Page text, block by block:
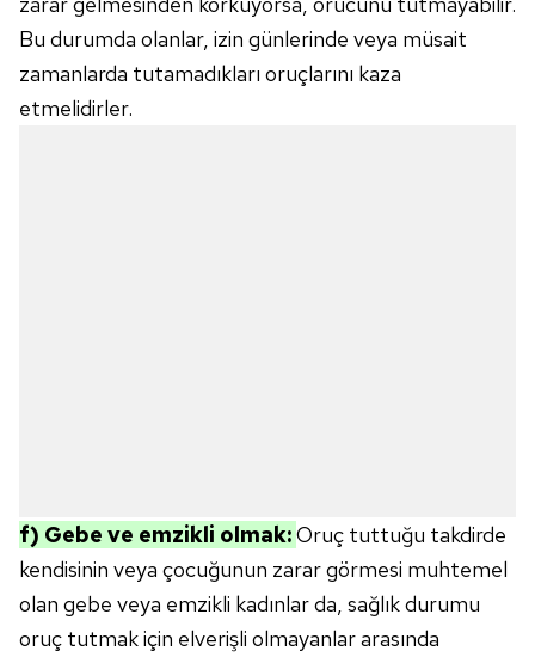
Bu durumda olanlar, izin günlerinde veya müsait
zamanlarda tutamadıkları oruçlarını kaza
etmelidirler.
f) Gebe ve emzikli olmak:Oruç tuttuğu takdirde
kendisinin veya çocuğunun zarar görmesi muhtemel
olan gebe veya emzikli kadınlar da, sağlık durumu
oruç tutmak için elverişli olmayanlar arasında